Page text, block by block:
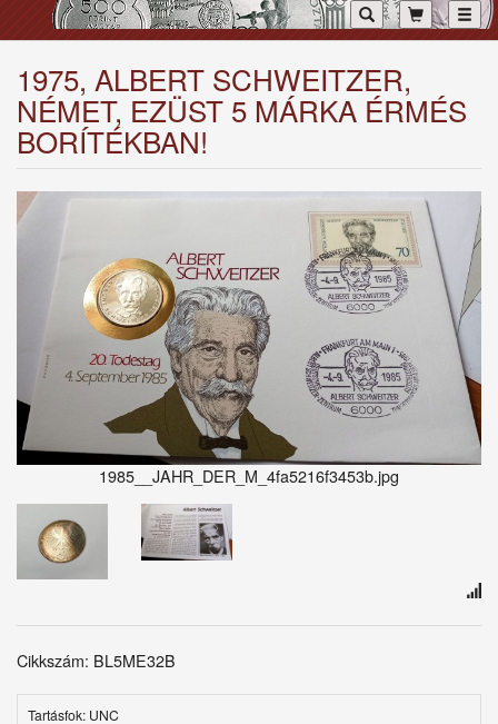
1975, ALBERT SCHWEITZER,
NÉMET, EZÜST 5 MÁRKA ÉRMÉS
BORÍTÉKBAN!
1985__JAHR_DER_M_4fa5216f3453b.jpg
Cikkszám: BL5ME32B
Tartásfok: UNC